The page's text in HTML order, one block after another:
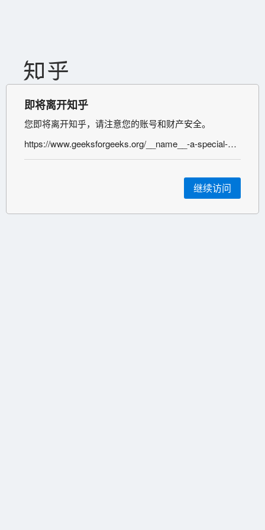
即将离开知乎
您即将离开知乎，请注意您的账号和财产安全。
https://www.geeksforgeeks.org/__name__-a-special-variable-in-python/
继续访问